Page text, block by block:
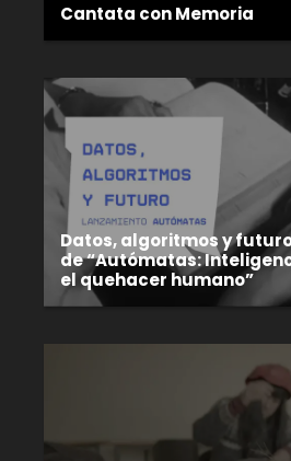
Cantata con Memoria
Datos, algoritmos y
de “Autómatas:
el quehacer humano”